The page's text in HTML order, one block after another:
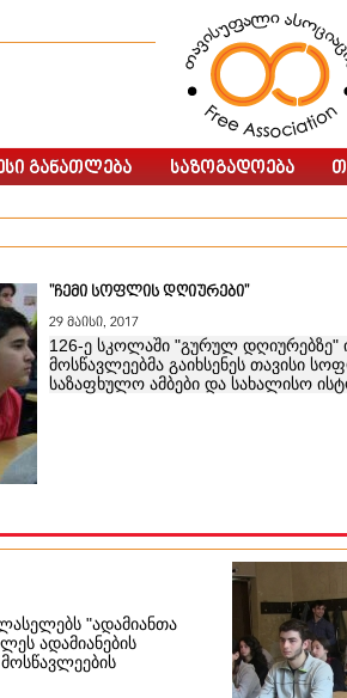
"ჩემი სოფლის დღიურები"
29 მაისი, 2017
126-ე სკოლაში "გურულ დღიურებზე"
მოსწავლეებმა გაიხსენეს თავისი
საზაფხულო ამბები და სახალისო
"ადამიანთა
ადამიანების